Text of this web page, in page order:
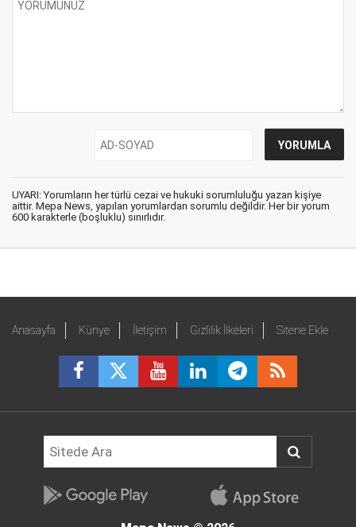
UYARI: Yorumların her türlü cezai ve hukuki sorumluluğu yazan kişiye
aittir. Mepa News, yapılan yorumlardan sorumlu değildir. Her bir yorum
600 karakterle (boşluklu) sınırlıdır.
Anasayfa Künye İletişim Gizlilik İlkeleri Sitene Ekle